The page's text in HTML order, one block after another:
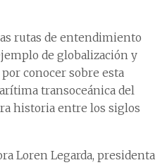
rutas de entendimiento
de globalización y
conocer sobre esta
transoceánica del
historia entre los siglos
Loren Legarda, presidenta